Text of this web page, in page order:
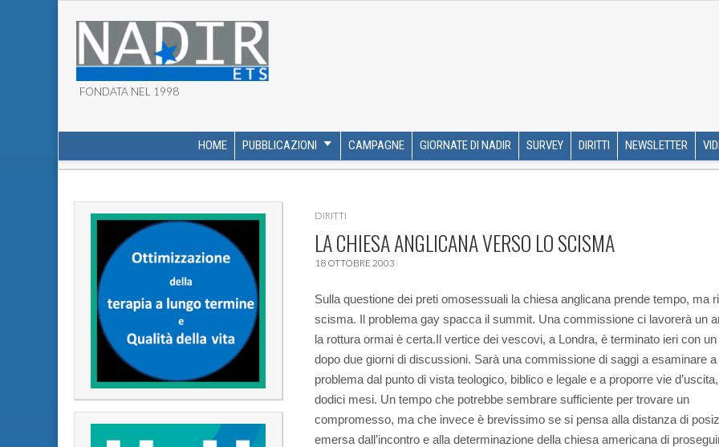
ASSOCIAZIONE NADIR ETS
FONDATA NEL 1998
MAIN MENU
SKIP TO CONTENT
HOME PUBBLICAZIONI CAMPAGNE GIORNATE DI NADIR SURVEY DIRITTI NEWSLETTER
SUB MENU
DIRITTI
LA CHIESA ANGLICANA VERSO LO SCISMA
18 OTTOBRE 2003
Sulla questione dei preti omosessuali la chiesa anglicana prende tempo, ma
scisma. Il problema gay spacca il summit. Una commissione ci lavorerà un
la rottura ormai è certa.Il vertice dei vescovi, a Londra, è terminato ieri con
dopo due giorni di discussioni. Sarà una commissione di saggi a esaminare a
problema dal punto di vista teologico, biblico e legale e a proporre vie
dodici mesi. Un tempo che potrebbe sembrare sufficiente per trovare un
compromesso, ma che invece è brevissimo se si pensa alla distanza di
emersa dall’incontro e alla determinazione della chiesa americana di